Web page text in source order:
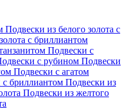
Подвески из белого золота с
с бриллиантом
Подвески с
с рубином Подвески
Подвески с агатом
бриллиантом Подвески из
Подвески из желтого